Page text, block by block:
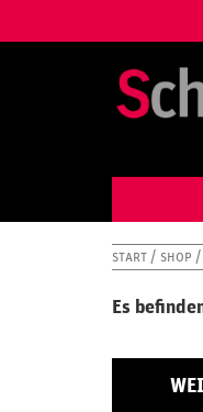
START SHOP
Es